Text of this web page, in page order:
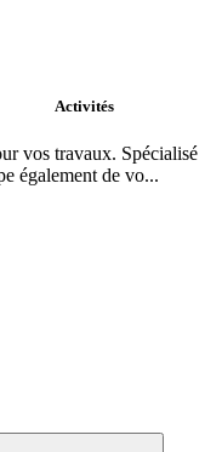
Activités
vos travaux. Spécialisé
également de vo...